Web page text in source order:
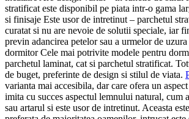
stratificat este disponibil pe piata intr-o gama
si finisaje Este usor de intretinut – parchetul
curatat si nu are nevoie de solutii speciale, iar
previn adancirea petelor sau a urmelor de
dormitor Cele mai potrivite modele pentru
parchetul laminat, cat si parchetul stratificat.
de buget, preferinte de design si stilul de viata.
varianta mai accesibila, dar care ofera un
imita cu succes aspectul lemnului natural, cum
sau artarul si este usor de intretinut. Aceasta